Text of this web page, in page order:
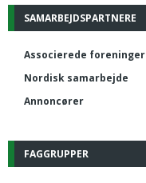
SAMARBEJDSPARTNERE
Associerede foreninger
Nordisk samarbejde
Annoncører
FAGGRUPPER